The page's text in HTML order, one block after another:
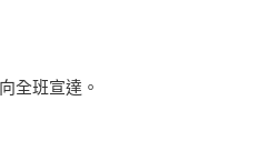
全班宣達。